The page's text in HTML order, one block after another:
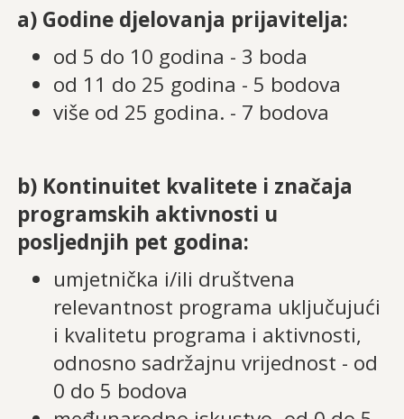
a) Godine djelovanja prijavitelja:
od 5 do 10 godina - 3 boda
od 11 do 25 godina - 5 bodova
više od 25 godina. - 7 bodova
b) Kontinuitet kvalitete i značaja
programskih aktivnosti u
posljednjih pet godina:
umjetnička i/ili društvena
relevantnost programa uključujući
i kvalitetu programa i aktivnosti,
odnosno sadržajnu vrijednost - od
0 do 5 bodova